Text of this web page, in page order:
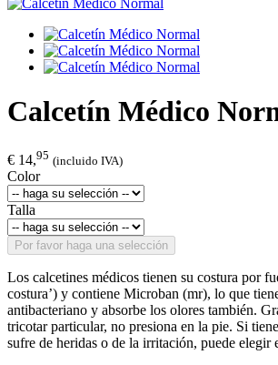
Calcetín Médico
€ 14,95 (incluido IVA)
Color
Talla
Por favor haga una selección
Los calcetines médicos tienen su costura por
costura’) y contiene Microban (mr), lo que
antibacteriano y absorbe los olores también.
tricotar particular, no presiona en la pie. Si
sufre de heridas o de la irritación, puede elegir